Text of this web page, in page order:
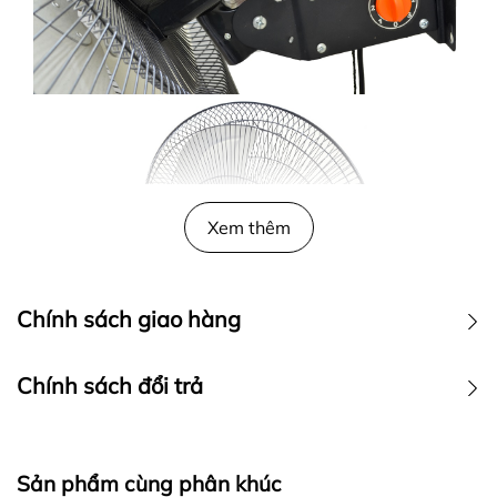
Xem thêm
Chính sách giao hàng
Chính sách đổi trả
Sản phẩm cùng phân khúc